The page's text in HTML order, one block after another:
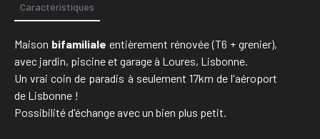
Caractéristiques
Maison bifamiliale entièrement rénovée (T6 + grenier),
avec jardin, piscine et garage à Loures, Lisbonne.
Un vrai coin de paradis à seulement 17km de l'aéroport
de Lisbonne !
Possibilité d'échange avec un bien plus petit.